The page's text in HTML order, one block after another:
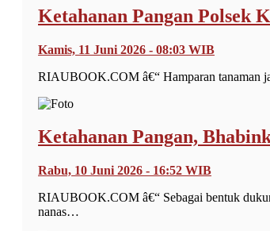
Ketahanan Pangan Polsek
Kamis, 11 Juni 2026 - 08:03 WIB
RIAUBOOK.COM â€“ Hamparan tanaman
Ketahanan Pangan,
Rabu, 10 Juni 2026 - 16:52 WIB
RIAUBOOK.COM â€“ Sebagai bentuk
nanas…